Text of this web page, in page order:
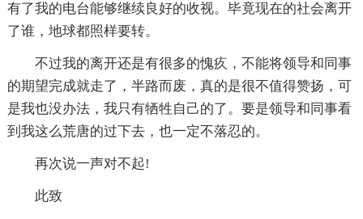
有了我的电台能够继续良好的收视。毕竟现在的社会离开
了谁，地球都照样要转。
不过我的离开还是有很多的愧疚，不能将领导和同事
的期望完成就走了，半路而废，真的是很不值得赞扬，可
是我也没办法，我只有牺牲自己的了。要是领导和同事看
到我这么荒唐的过下去，也一定不落忍的。
再次说一声对不起!
此致